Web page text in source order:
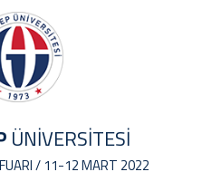
ÜNİVERSİTESİ
FUARI / 11-12 MART 2022